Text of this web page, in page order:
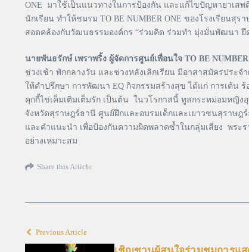
ONE มาใช้เป็นแนวทางในการป้องกัน และแก้ไขปัญหายาเส
นักเรียน ทำให้ชมรม TO BE NUMBER ONE ของโรงเรียนสุ
สอดคล้องกับวัฒนธรรมองค์กร “ร่วมคิด ร่วมทำ มุ่งมั่นพัฒนา
นายพันธรักษ์ เพราพริ้ง ผู้จัดการศูนย์เพื่อนใจ TO BE
ช่วงเช้า พักกลางวัน และช่วงหลังเลิกเรียน มีอาสาสมัครประ
ให้คำปรึกษา การพัฒนา EQ กิจกรรมสร้างสุข ได้แก่ การเต้น
คุกกี้ไข่เค็มเติมเต็มรัก เป็นต้น ในวโรกาสนี้ ทูลกระหม่อมห
จังหวัดสุราษฎร์ธานี ศูนย์ฝึกและอบรมเด็กและเยาวชนสุราษ
และคำแนะนำ เพื่อป้องกันความผิดพลาดซ้ำในกลุ่มเสี่ยง พระ
อย่างเหมาะสม
Share this Article
Previous Article